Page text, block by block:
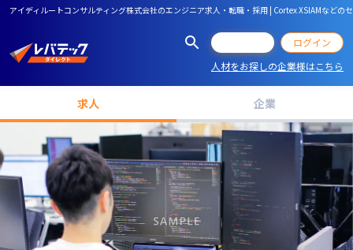
アイディルートコンサルティング株式会社のエンジニア求人・転職・採用 | Cortex XSIAMなど
ログイン
人材をお探しの企業様はこちら
求人 企業